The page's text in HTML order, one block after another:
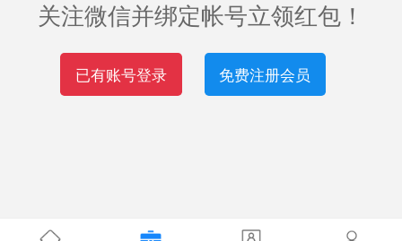
关注微信并绑定帐号立领红包！
已有账号登录 免费注册会员